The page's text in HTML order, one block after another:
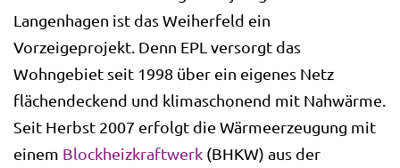
Langenhagen ist das Weiherfeld ein
Vorzeigeprojekt. Denn EPL versorgt das
Wohngebiet seit 1998 über ein eigenes Netz
flächendeckend und klimaschonend mit Nahwärme.
Seit Herbst 2007 erfolgt die Wärmeerzeugung mit
einem Blockheizkraftwerk (BHKW) aus der